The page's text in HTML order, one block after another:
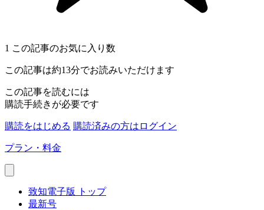
1 この記事のお気に入り数
この記事は約13分でお読みいただけます
この記事を読むには
購読手続きが必要です
購読をはじめる 購読済みの方はログイン
プラン・料金
致知電子版 トップ
最新号